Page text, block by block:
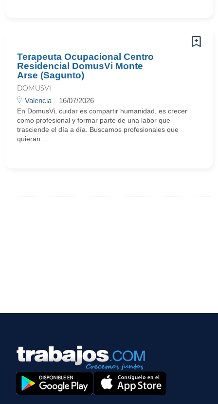
Terapeuta Ocupacional Centro
Residencial DomusVi Monte
Arse (Sagunto)
DOMUSVI
Valencia 16/07/2026
En DomusVi, cuidar es compartir humanidad, es crecer
como profesional y formar parte de una labor que
trasciende el día a día. Buscamos profesionales que
quieran ...